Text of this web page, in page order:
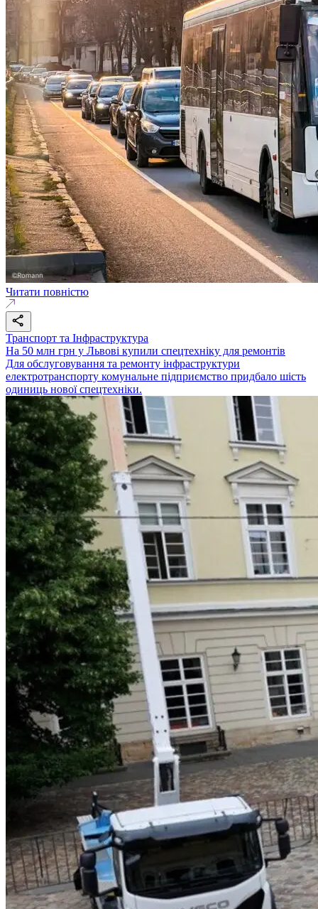
Читати повністю
Транспорт та Інфраструктура
На 50 млн грн у Львові купили спецтехніку для ремонтів
Для обслуговування та ремонту інфраструктури
електротранспорту комунальне підприємство придбало шість
одиниць нової спецтехніки.